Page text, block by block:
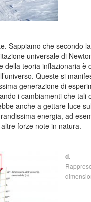
Sappiamo che secondo
universale di
della teoria inflazionaria
Queste si
generazione di
i cambiamenti che
anche a gettare luce
energia, ad
forze note in natura.
d.